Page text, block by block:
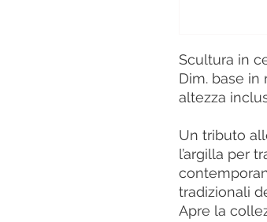
Scultura in
Dim. base in
altezza
Un tributo
l’argilla per
tradizionali
Apre la